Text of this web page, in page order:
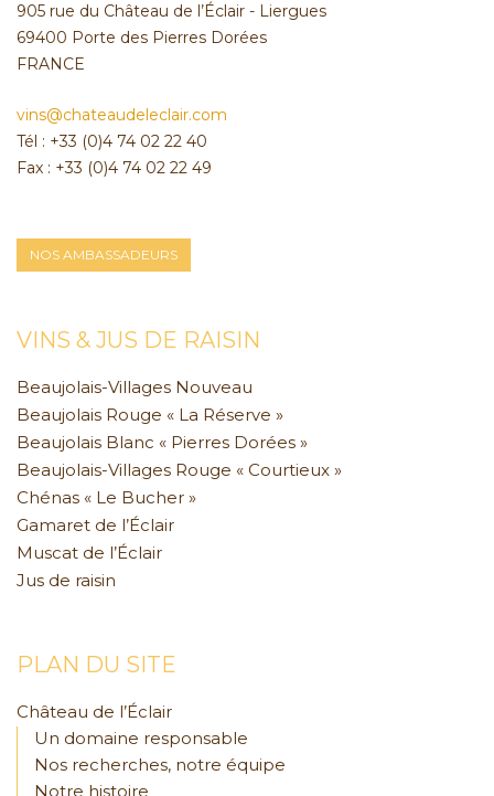
905 rue du Château de l’Éclair - Liergues
69400 Porte des Pierres Dorées
FRANCE
vins@chateaudeleclair.com
Tél : +33 (0)4 74 02 22 40
Fax : +33 (0)4 74 02 22 49
NOS AMBASSADEURS
VINS & JUS DE RAISIN
Beaujolais-Villages Nouveau
Beaujolais Rouge « La Réserve »
Beaujolais Blanc « Pierres Dorées »
Beaujolais-Villages Rouge « Courtieux »
Chénas « Le Bucher »
Gamaret de l’Éclair
Muscat de l’Éclair
Jus de raisin
PLAN DU SITE
Château de l’Éclair
Un domaine responsable
Nos recherches, notre équipe
Notre histoire